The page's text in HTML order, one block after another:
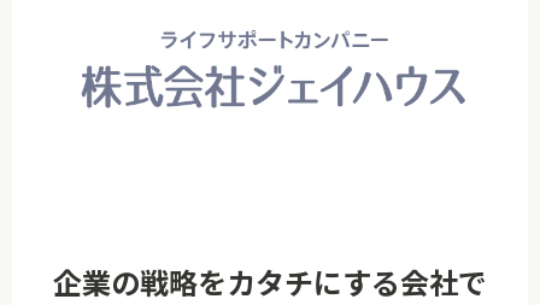
企業の戦略をカタチにする会社で